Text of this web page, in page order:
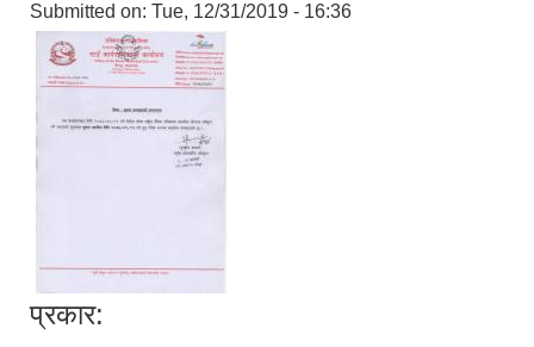
Submitted on: Tue, 12/31/2019 - 16:36
प्रकार: